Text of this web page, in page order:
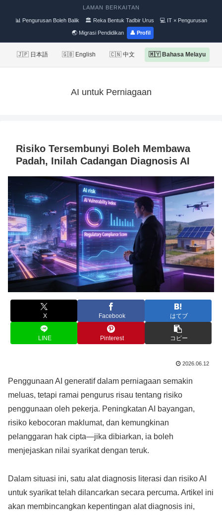
LAMAN BERKAITAN
📊 Pengurusan Boleh Balik 🏛 Reka Bentuk Tadbir Urus 💻 IT × Pengurusan
🌏 Migrasi Pendidikan 👤 Profil
🇯🇵 日本語 🇬🇧 English 🇨🇳 中文 🇲🇾 Bahasa Melayu
AI untuk Perniagaan
Risiko Tersembunyi Boleh Membawa
Padah, Inilah Cadangan Diagnosis AI
X Facebook はてブ
LINE Pinterest コピー
2026.06.12
Penggunaan AI generatif dalam perniagaan semakin
meluas, tetapi ramai pengurus risau tentang risiko
penggunaan oleh pekerja. Peningkatan AI bayangan,
risiko kebocoran maklumat, dan kemungkinan
pelanggaran hak cipta—jika dibiarkan, ia boleh
menjejaskan nilai syarikat dengan teruk.
Dalam situasi ini, satu alat diagnosis literasi dan risiko AI
untuk syarikat telah dilancarkan secara percuma. Artikel ini
akan membincangkan kepentingan alat diagnosis ini,